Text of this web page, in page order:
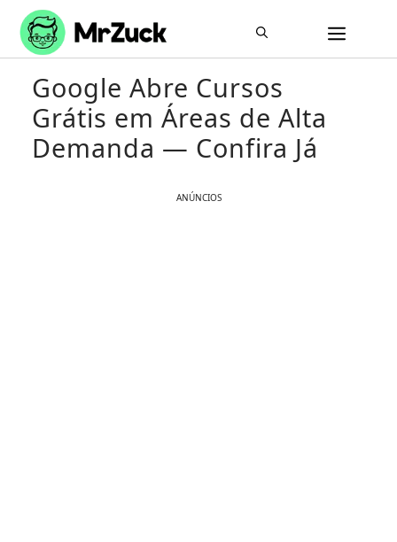
Pular
para
o
conteúdoGoogle Abre Cursos
Grátis em Áreas de Alta
Demanda — Confira Já
ANÚNCIOS